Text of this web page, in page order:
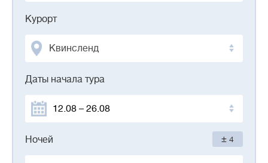
Курорт
Квинсленд
Даты начала тура
Ночей ± 4